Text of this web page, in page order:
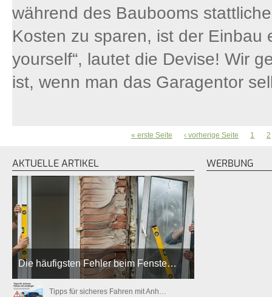
während des Baubooms
Kosten zu sparen, ist der Einbau
yourself“, lautet die Devise! Wir
ist, wenn man das Garagentor
« erste Seite ‹ vorherige Seite 1 2
AKTUELLE ARTIKEL
Die häufigsten Fehler beim Fenste…
Tipps für sicheres Fahren mit Anh…
WERBUNG